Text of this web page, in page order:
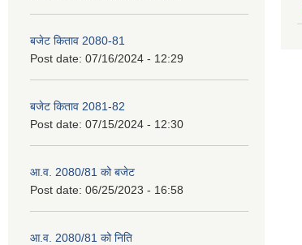
बजेट किताव 2080-81
Post date: 07/16/2024 - 12:29
बजेट किताव 2081-82
Post date: 07/15/2024 - 12:30
आ.व. 2080/81 को बजेट
Post date: 06/25/2023 - 16:58
आ.व. 2080/81 को निति